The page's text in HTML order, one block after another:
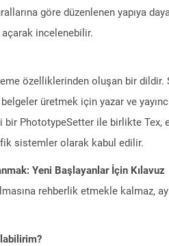
göre düzenlenen yapıya
açarak incelenebilir.
özelliklerinden oluşan bir
üretmek için yazar ve
PhototypeSetter ile birlikte
sistemler olarak kabul edilir.
Yeni Başlayanlar İçin Kılavuz
rehberlik etmekle kalmaz,